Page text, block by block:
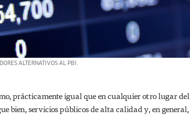
ALTERNATIVOS AL PBI.
prácticamente igual que en cualquier otro lugar del
bien, servicios públicos de alta calidad y, en general,